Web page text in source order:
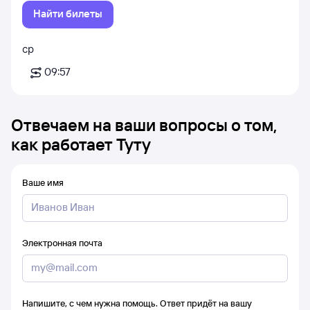
Найти билеты
ср
09:57
Отвечаем на ваши вопросы о том,
как работает Туту
Ваше имя
Электронная почта
Напишите, с чем нужна помощь. Ответ придёт на вашу